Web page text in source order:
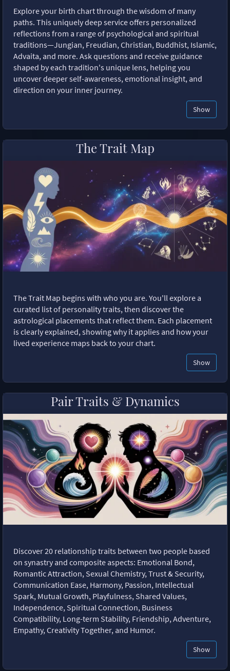
Explore your birth chart through the wisdom of many
paths. This uniquely deep service offers personalized
reflections from a range of psychological and spiritual
traditions—Jungian, Freudian, Christian, Buddhist, Islamic,
Advaita, and more. Ask questions and receive guidance
shaped by each tradition's unique lens, helping you
uncover deeper self-awareness, emotional insight, and
direction on your inner journey.
Show
The Trait Map
The Trait Map begins with who you are. You'll explore a
curated list of personality traits, then discover the
astrological placements that reflect them. Each placement
is clearly explained, showing why it applies and how your
lived experience maps back to your chart.
Show
Pair Traits & Dynamics
Discover 20 relationship traits between two people based
on synastry and composite aspects: Emotional Bond,
Romantic Attraction, Sexual Chemistry, Trust & Security,
Communication Ease, Harmony, Passion, Intellectual
Spark, Mutual Growth, Playfulness, Shared Values,
Independence, Spiritual Connection, Business
Compatibility, Long-term Stability, Friendship, Adventure,
Empathy, Creativity Together, and Humor.
Show